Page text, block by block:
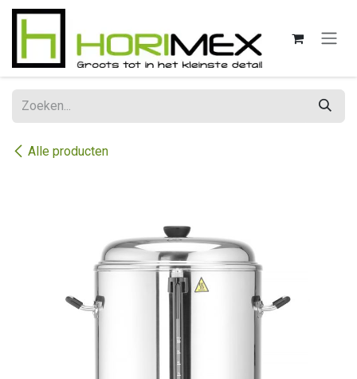
Overslaan naar inhoud
Alle producten